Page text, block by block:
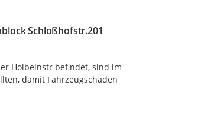
Schloßhofstr.201
Holbeinstr befindet, sind im
damit Fahrzeugschäden